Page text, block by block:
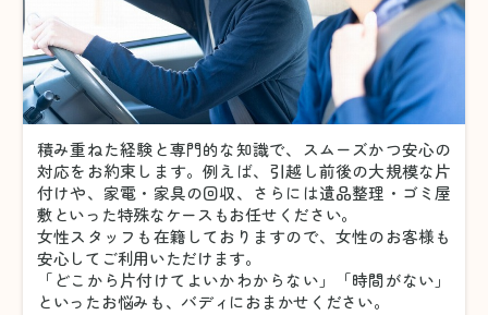
積み重ねた経験と専門的な知識で、スムーズかつ安心の
対応をお約束します。例えば、引越し前後の大規模な片
付けや、家電・家具の回収、さらには遺品整理・ゴミ屋
敷といった特殊なケースもお任せください。
女性スタッフも在籍しておりますので、女性のお客様も
安心してご利用いただけます。
「どこから片付けてよいかわからない」「時間がない」
といったお悩みも、バディにおまかせください。